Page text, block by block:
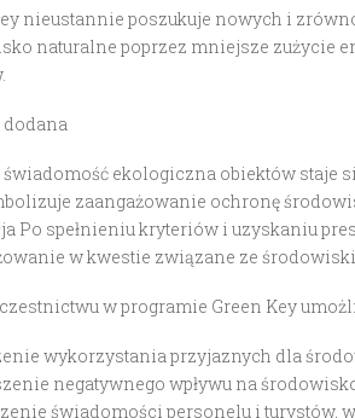
nieustannie poszukuje nowych i
naturalne poprzez mniejsze zużycie
dodana
świadomość ekologiczna obiektów staje
zaangażowanie ochronę
Po spełnieniu kryteriów i uzyskaniu
w kwestie związane ze
w programie Green Key
wykorzystania przyjaznych dla
negatywnego wpływu na
świadomości personelu i turystów,